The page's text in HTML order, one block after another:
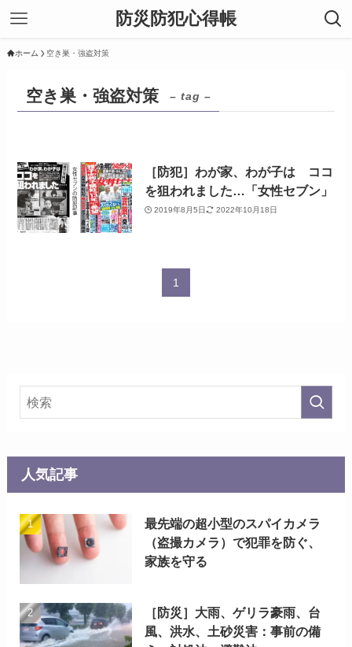
防災防犯心得帳
ホーム 空き巣・強盗対策
空き巣・強盗対策 – tag –
［防犯］わが家、わが子は ココ
を狙われました…「女性セブン」
2019年8月5日 2022年10月18日
1
人気記事
最先端の超小型のスパイカメラ
（盗撮カメラ）で犯罪を防ぐ、
家族を守る
［防災］大雨、ゲリラ豪雨、台
風、洪水、土砂災害：事前の備